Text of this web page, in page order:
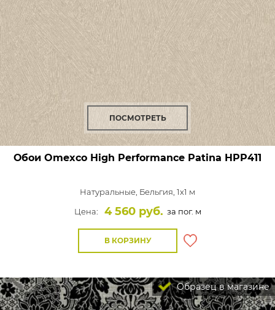
ПОСМОТРЕТЬ
Обои Omexco High Performance Patina HPP411
Натуральные, Бельгия, 1x1 м
Цена:
4 560 руб. за пог. м
В КОРЗИНУ
Образец в магазине